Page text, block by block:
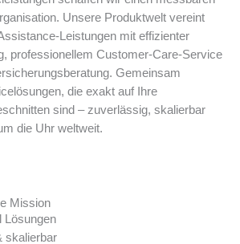
Unsere Produktwelt vereint
Leistungen mit effizienter
professionellem Customer-Care-Service
Gemeinsam
die exakt auf Ihre
sind – zuverlässig, skalierbar
die Uhr weltweit.
Mission
Lösungen
skalierbar